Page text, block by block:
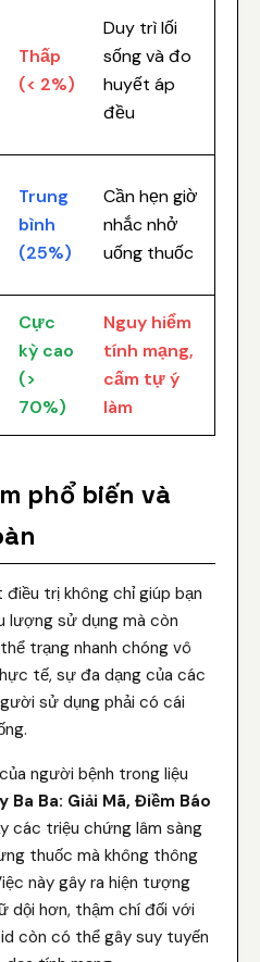
Thấp
(< 2%)
Duy trì lối
sống và đo
huyết áp
đều
Trung
bình
(25%)
Cần hẹn giờ
nhắc nhở
uống thuốc
Cực
kỳ cao
(>
70%)
Nguy hiểm
tính mạng,
cấm tự ý
làm
phổ biến và
trị không chỉ giúp bạn
lượng sử dụng mà còn
trạng nhanh chóng vô
tế, sự đa dạng của các
sử dụng phải có cái
người bệnh trong liệu
Ba Ba: Giải Mã, Điềm Báo
các triệu chứng lâm sàng
thuốc mà không thông
này gây ra hiện tượng
dội hơn, thậm chí đối với
còn có thể gây suy tuyến